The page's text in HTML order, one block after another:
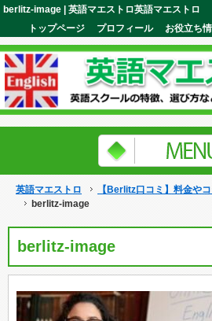
berlitz-image | 英語マエストロ英語マエストロ
お役立ち
プロフィール
トップページ
英語マエストロ
【Berlitz口コミ】料金や
berlitz-image
berlitz-image